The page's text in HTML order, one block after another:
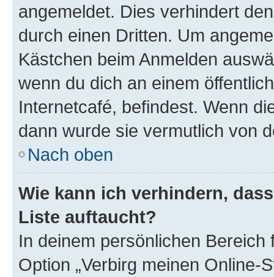
angemeldet. Dies verhindert
durch einen Dritten. Um
Kästchen beim Anmelden
wenn du dich an einem
Internetcafé, befindest. Wenn
dann wurde sie vermutlich von
Nach oben
Wie kann ich verhindern,
Liste auftaucht?
In deinem persönlichen
Option „Verbirg meinen Online-